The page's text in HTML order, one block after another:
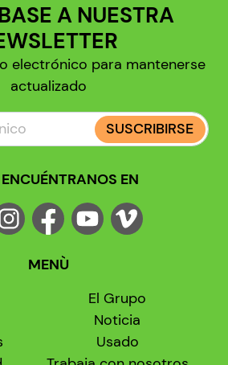
A NUESTRA
electrónico para mantenerse
actualizado
SUSCRIBIRSE
EN
MENÙ
El Grupo
Noticia
Usado